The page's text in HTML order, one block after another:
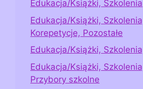
Edukacja/Książki, Szkolenia
Edukacja/Książki,
Korepetycje, Pozostałe
Edukacja/Książki,
Edukacja/Książki,
Przybory szkolne